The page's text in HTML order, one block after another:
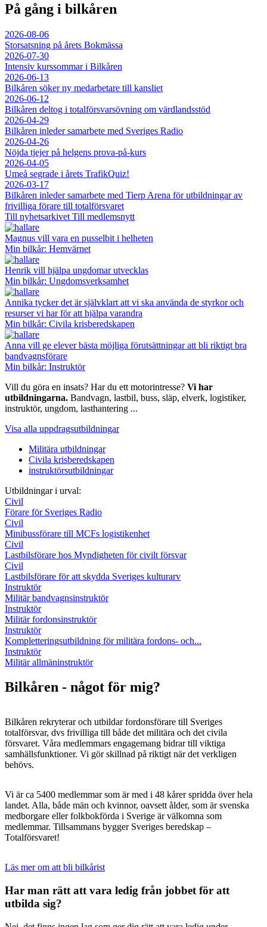
På gång i bilkåren
2026-08-06
Storsatsning på årets Bokmässa
2026-07-30
Intensiv kurssommar i Bilkåren
2026-06-13
Bilkåren söker ny medarbetare till kansliet
2026-06-12
Bilkåren deltog i totalförsvarsövning om värdlandsstöd
2026-04-29
Bilkåren inleder samarbete med Sveriges Radio
2026-04-26
Nöjda tjejer på helgens prova-på-kurs
2026-04-05
Umeå segrade i årets TrafikQuiz!
2026-03-17
Bilkåren inleder samarbete med Tierp Arena för utbildningar av
frivilliga förare till totalförsvaret
Till nyhetsarkivet Till medlemsnytt
Magnus vill vara en pusselbit i helheten
Min bilkår: Hemvärnet
Henrik vill hjälpa ungdomar utvecklas
Min bilkår: Ungdomsverksamhet
Annika tycker det är självklart att vi ska använda de styrkor och
resurser vi har för att hjälpa varandra
Min bilkår: Civila krisberedskapen
Anna vill ge elever bästa möjliga förutsättningar att bli riktigt bra
bandvagnsförare
Min bilkår: Instruktör
Vill du göra en insats? Har du ett motorintresse? Vi har
utbildningarna. Bandvagn, lastbil, buss, släp, elverk, logistiker,
instruktör, ungdom, lasthantering ...
Visa alla uppdragsutbildningar
Militära utbildningar
Civila krisberedskapen
instruktörsutbildningar
Utbildningar i urval:
Civil
Förare för Sveriges Radio
Civil
Minibussförare till MCFs logistikenhet
Civil
Lastbilsförare hos Myndigheten för civilt försvar
Civil
Lastbilsförare för att skydda Sveriges kulturarv
Instruktör
Militär bandvagnsinstruktör
Instruktör
Militär fordonsinstruktör
Instruktör
Kompletteringsutbildning för militära fordons- och...
Instruktör
Militär allmäninstruktör
Bilkåren - något för mig?
Bilkåren rekryterar och utbildar fordonsförare till Sveriges
totalförsvar, dvs frivilliga till både det militära och det civila
försvaret. Våra medlemmars engagemang bidrar till viktiga
samhällsfunktioner. Vi gör skillnad på riktigt när det verkligen
behövs.
Vi är ca 5400 medlemmar som är med i 48 kårer spridda över hela
landet. Alla, både män och kvinnor, oavsett ålder, som är svenska
medborgare eller folkbokförda i Sverige är välkomna som
medlemmar. Tillsammans bygger Sveriges beredskap –
Totalförsvaret!
Läs mer om att bli bilkårist
Har man rätt att vara ledig från jobbet för att
utbilda sig?